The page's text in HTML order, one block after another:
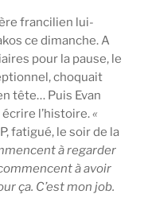
francilien lui-
ce dimanche. A
pour la pause, le
choquait
tête… Puis Evan
l’histoire.«
fatigué, le soir de la
à regarder
à avoir
ça. C’est mon job.